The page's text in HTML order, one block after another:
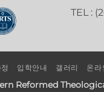
TEL :
입학안내 갤러리 온라
Reformed